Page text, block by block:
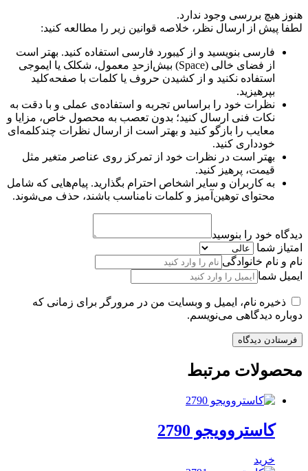
هنوز هیچ بررسی وجود ندارد.
لطفا پیش از ارسال نظر، خلاصه قوانین زیر را مطالعه کنید:
فارسی بنویسید و از کیبورد فارسی استفاده کنید. بهتر است
از فضای خالی (Space) بیش‌از‌حدِ معمول، شکلک یا ایموجی
استفاده نکنید و از کشیدن حروف یا کلمات با صفحه‌کلید
بپرهیزید.
نظرات خود را براساس تجربه و استفاده‌ی عملی و با دقت به
نکات فنی ارسال کنید؛ بدون تعصب به محصول خاص، مزایا و
معایب را بازگو کنید و بهتر است از ارسال نظرات چندکلمه‌‌ای
خودداری کنید.
بهتر است در نظرات خود از تمرکز روی عناصر متغیر مثل
قیمت، پرهیز کنید.
به کاربران و سایر اشخاص احترام بگذارید. پیام‌هایی که شامل
محتوای توهین‌آمیز و کلمات نامناسب باشند، حذف می‌شوند.
دیدگاه خود را بنوسید
امتیاز شما
نام و نام خانوادگی
ایمیل شما
ذخیره نام، ایمیل و وبسایت من در مرورگر برای زمانی که
دوباره دیدگاهی می‌نویسم.
محصولات مرتبط
کاستروویجو 2790
خرید